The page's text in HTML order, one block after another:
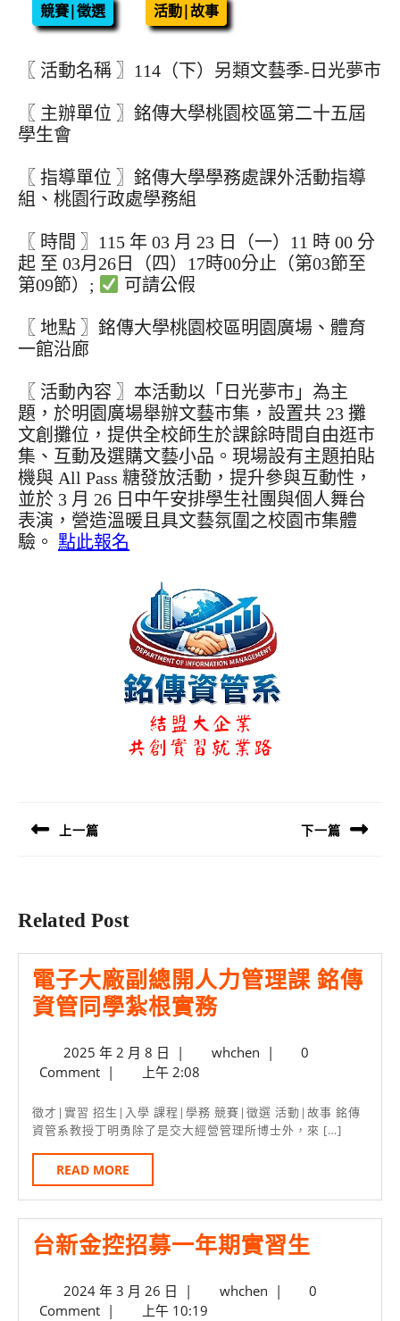
競賽|徵選 活動|故事
〖 活動名稱 〗114（下）另類文藝季-日光夢市
〖 主辦單位 〗銘傳大學桃園校區第二十五屆
學生會
〖 指導單位 〗銘傳大學學務處課外活動指導
組、桃園行政處學務組
〖 時間 〗115 年 03 月 23 日（一）11 時 00 分
起 至 03月26日（四）17時00分止（第03節至
第09節）;
可請公假
〖 地點 〗銘傳大學桃園校區明園廣場、體育
一館沿廊
〖 活動內容 〗本活動以「日光夢市」為主
題，於明園廣場舉辦文藝市集，設置共 23 攤
文創攤位，提供全校師生於課餘時間自由逛市
集、互動及選購文藝小品。現場設有主題拍貼
機與 All Pass 糖發放活動，提升參與互動性，
並於 3 月 26 日中午安排學生社團與個人舞台
表演，營造溫暖且具文藝氛圍之校園市集體
驗。 點此報名
導
上一篇 下一篇
Related Post
電子大廠副總開人力管理課 銘傳
資管同學紮根實務電
大
副
總
人
力
管
課
2025 年 2 月 8 日 2025
年
月
8
| whchenwhchen
|
0
Comment | 上午 2:08
徵才|實習 招生|入學 課程|學務 競賽|徵選 活動|故事 銘傳
資管系教授丁明勇除了是交大經營管理所博士外，來 […]
READ MORE
MORE
台新金控招募一年期實習生
金
2024 年 3 月 26 日 2024
年
| whchenwhchen
|
0
Comment | 上午 10:19